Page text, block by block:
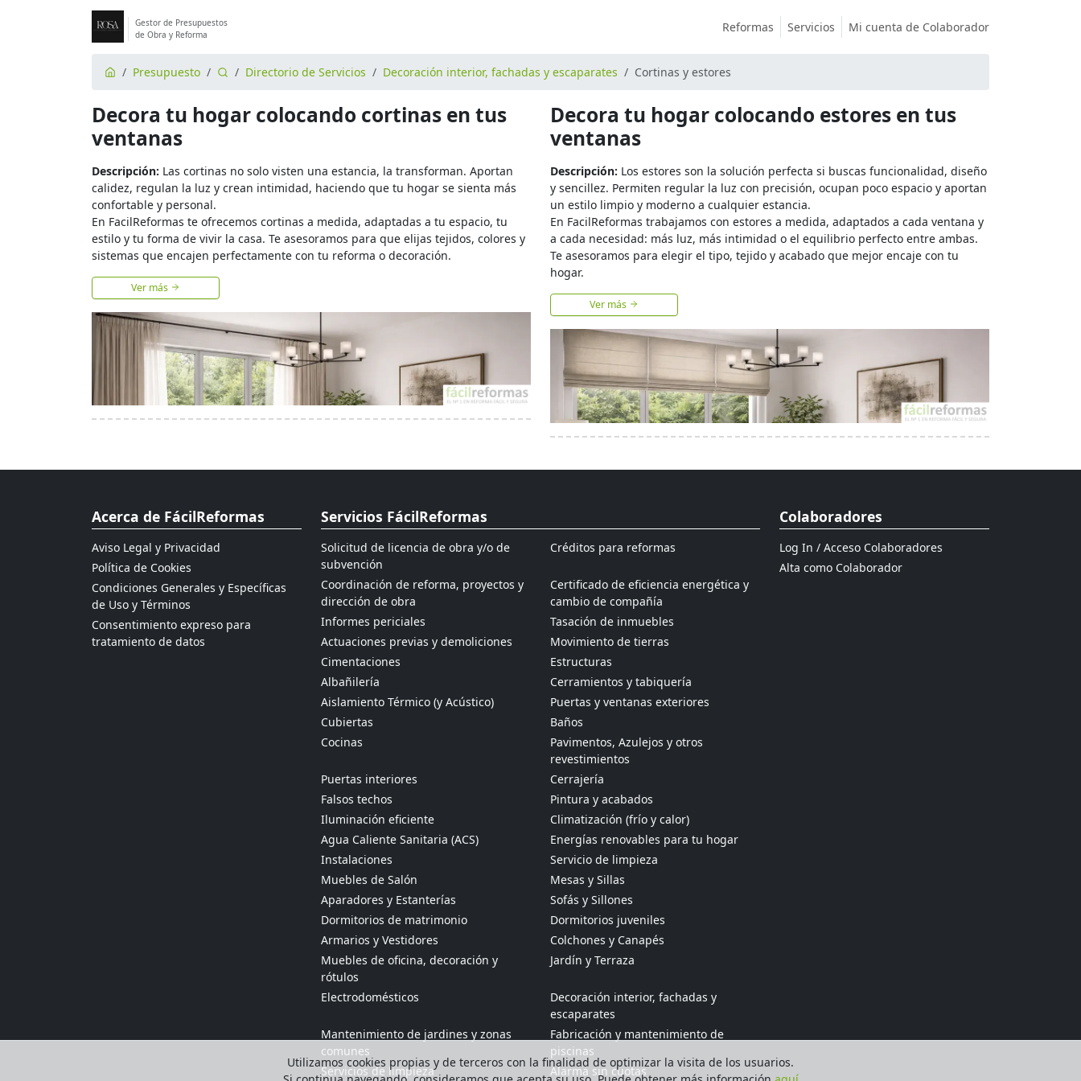
Utilizamos cookies propias y de terceros con la finalidad de optimizar la visita de los usuarios.
Gestor de Presupuestos
de Obra y Reforma
Reformas Servicios Mi cuenta de Colaborador
Presupuesto Directorio de Servicios Decoración interior, fachadas y escaparates Cortinas y estores
Decora tu hogar colocando cortinas en tus
ventanas
Descripción: Las cortinas no solo visten una estancia, la transforman. Aportan
calidez, regulan la luz y crean intimidad, haciendo que tu hogar se sienta más
confortable y personal.
En FacilReformas te ofrecemos cortinas a medida, adaptadas a tu espacio, tu
estilo y tu forma de vivir la casa. Te asesoramos para que elijas tejidos, colores y
sistemas que encajen perfectamente con tu reforma o decoración.
Ver más
Decora tu hogar colocando estores en tus
ventanas
Descripción: Los estores son la solución perfecta si buscas funcionalidad, diseño
y sencillez. Permiten regular la luz con precisión, ocupan poco espacio y aportan
un estilo limpio y moderno a cualquier estancia.
En FacilReformas trabajamos con estores a medida, adaptados a cada ventana y
a cada necesidad: más luz, más intimidad o el equilibrio perfecto entre ambas.
Te asesoramos para elegir el tipo, tejido y acabado que mejor encaje con tu
hogar.
Ver más
Acerca de FácilReformas
Aviso Legal y Privacidad
Política de Cookies
Condiciones Generales y Específicas
de Uso y Términos
Consentimiento expreso para
tratamiento de datos
Servicios FácilReformas
Solicitud de licencia de obra y/o de
subvención
Créditos para reformas
Coordinación de reforma, proyectos y
dirección de obra
Certificado de eficiencia energética y
cambio de compañía
Informes periciales
Tasación de inmuebles
Actuaciones previas y demoliciones
Movimiento de tierras
Cimentaciones
Estructuras
Albañilería
Cerramientos y tabiquería
Aislamiento Térmico (y Acústico)
Puertas y ventanas exteriores
Cubiertas
Baños
Cocinas
Pavimentos, Azulejos y otros
revestimientos
Puertas interiores
Cerrajería
Falsos techos
Pintura y acabados
Iluminación eficiente
Climatización (frío y calor)
Agua Caliente Sanitaria (ACS)
Energías renovables para tu hogar
Instalaciones
Servicio de limpieza
Muebles de Salón
Mesas y Sillas
Aparadores y Estanterías
Sofás y Sillones
Dormitorios de matrimonio
Dormitorios juveniles
Armarios y Vestidores
Colchones y Canapés
Muebles de oficina, decoración y
rótulos
Jardín y Terraza
Electrodomésticos
Decoración interior, fachadas y
escaparates
Mantenimiento de jardines y zonas
comunes
Fabricación y mantenimiento de
piscinas
Servicios de limpieza
Alarma sin cuotas
Colaboradores
Log In / Acceso Colaboradores
Alta como Colaborador